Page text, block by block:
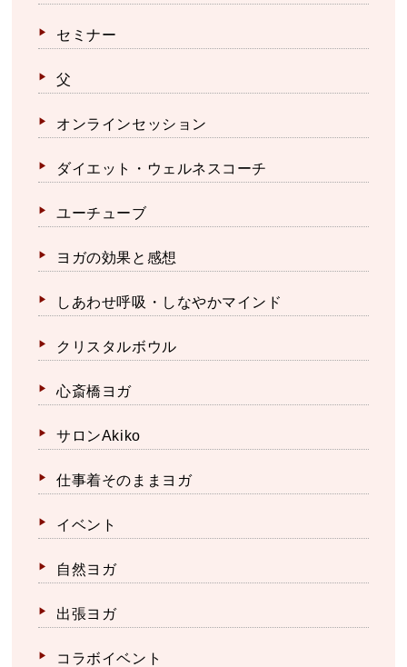
セミナー
父
オンラインセッション
ダイエット・ウェルネスコーチ
ユーチューブ
ヨガの効果と感想
しあわせ呼吸・しなやかマインド
クリスタルボウル
心斎橋ヨガ
サロンAkiko
仕事着そのままヨガ
イベント
自然ヨガ
出張ヨガ
コラボイベント